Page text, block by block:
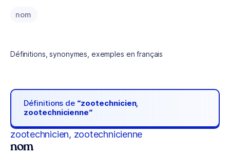
nom
Définitions, synonymes, exemples en français
Définitions de “zootechnicien,
zootechnicienne“
zootechnicien, zootechnicienne
nom